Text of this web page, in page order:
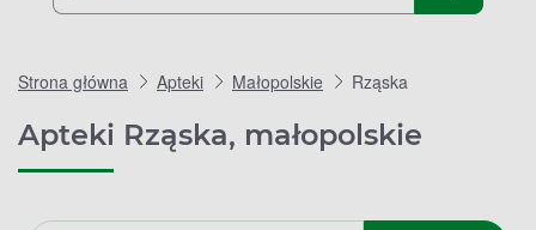
Strona główna Apteki Małopolskie Rząska
Apteki Rząska, małopolskie